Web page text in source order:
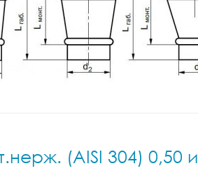
(AISI 304) 0,50 и